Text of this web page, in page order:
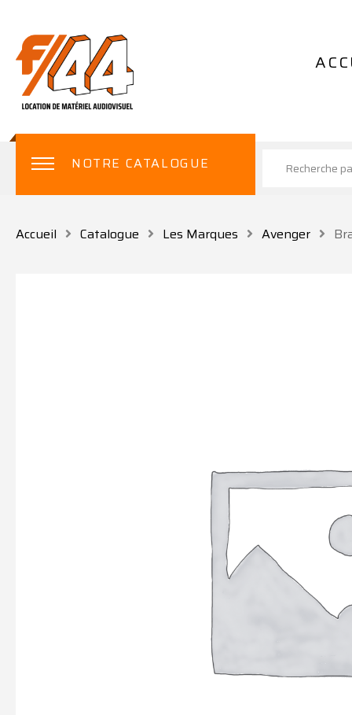
NOTRE CATALOGUE
Accueil Catalogue Les Marques Avenger